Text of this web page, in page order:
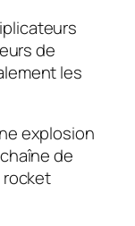
de
les
explosion
de
rocket